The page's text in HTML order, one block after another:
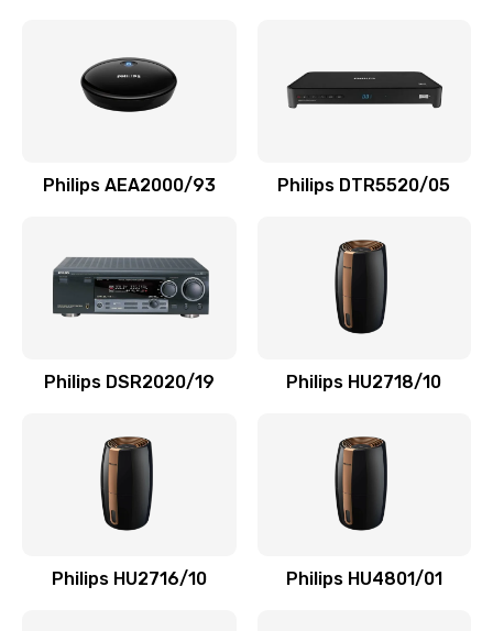
Заказать
Ремонт микросхемы NFC
1100 руб.
Замена разъема наушников
Ремонт микросхемы управления
Заказать
Philips AEA2000/93 Philips DTR5520/05
Philips DSR2020/19 Philips HU2718/10
Philips HU2716/10 Philips HU4801/01